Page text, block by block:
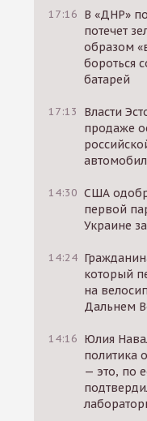
17:16 В «ДНР»
потечет
образом
бороться
батарей
17:13
Власти
продаже
14:30 США
первой
Украине
14:24
который
на
Дальнем
14:16 Юлия
политика
— это, по